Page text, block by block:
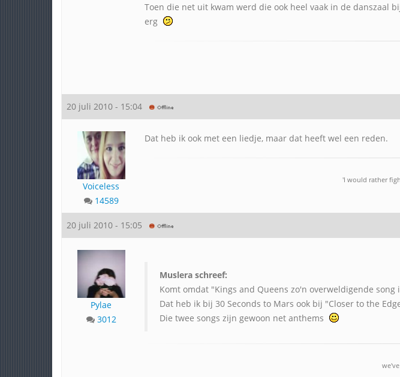
Toen die net uit kwam werd die ook heel vaak in de danszaal
erg
20 juli 2010 - 15:04
Voiceless
14589
Dat heb ik ook met een liedje, maar dat heeft wel een reden.
'I would rather
20 juli 2010 - 15:05
Pylae
3012
Muslera schreef:
Komt omdat "Kings and Queens zo'n overweldigende song
Dat heb ik bij 30 Seconds to Mars ook bij "Closer to the
Die twee songs zijn gewoon net anthems